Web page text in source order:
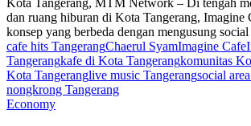
dan ruang hiburan di Kota Tangerang, Imagine
konsep yang berbeda dengan mengusung social
cafe hits TangerangChaerul SyamImagine Cafe
Tangerangkafe di Kota Tangerangkomunitas
Kota Tangeranglive music Tangerangsocial
nongkrong Tangerang
Economy